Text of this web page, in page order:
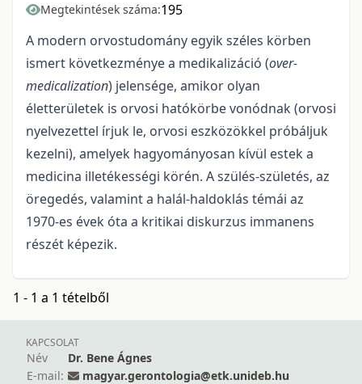
Megtekintések száma:195
A modern orvostudomány egyik széles körben
ismert következménye a medikalizáció (over-
medicalization) jelensége, amikor olyan
életterületek is orvosi hatókörbe vonódnak (orvosi
nyelvezettel írjuk le, orvosi eszközökkel próbáljuk
kezelni), amelyek hagyományosan kívül estek a
medicina illetékességi körén. A szülés-születés, az
öregedés, valamint a halál-haldoklás témái az
1970-es évek óta a kritikai diskurzus immanens
részét képezik.
1 - 1 a 1 tételből
KAPCSOLAT
Név
Dr. Bene Ágnes
E-mail:
magyar.gerontologia@etk.unideb.hu